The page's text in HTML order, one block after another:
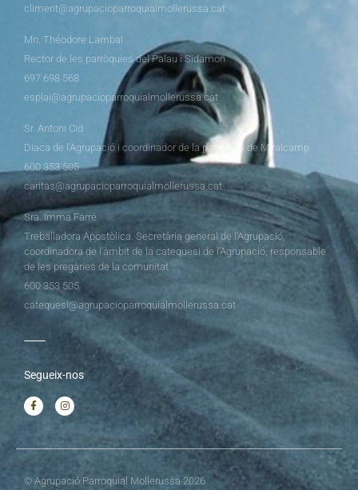
climent@agrupacioparroquialmollerussa.cat
Mn. Théodore Lambal
Rector de les parròquies del Palau i Sidamon
697 698 568
esplai@agrupacioparroquialmollerussa.cat
Sr. Antoni Cid
Diaca de l’Agrupació i coordinador de la parròquia de Miralcamp
600 353 505
caritas@agrupacioparroquialmollerussa.cat
Sra. Imma Farré
Treballadora Apostòlica. Secretària general de l’Agrupació,
coordinadora de l’àmbit de la catequesi de l’Agrupació, responsable
de les pregàries de la comunitat
600 353 505
catequesi@agrupacioparroquialmollerussa.cat
Segueix-nos
© Agrupació Parroquial Mollerussa 2026